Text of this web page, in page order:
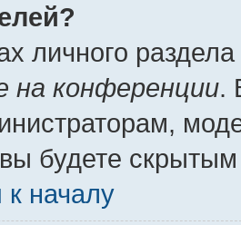
личного
на конференции.
будете
к началу